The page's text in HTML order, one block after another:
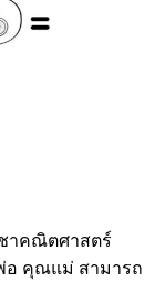
าคณิตศาสตร์
คุณแม่ สามารถ